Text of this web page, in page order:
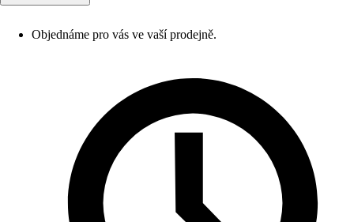
Objednáme pro vás ve vaší prodejně.